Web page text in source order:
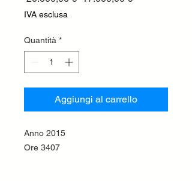
IVA esclusa
Quantità *
Aggiungi al carrello
Anno 2015
Ore 3407